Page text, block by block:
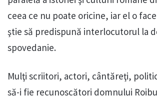
ceea ce nu poate oricine, iar el o
ştie să predispună interlocutorul la
spovedanie.
Mulţi scriitori, actori, cântăreţi,
să-i fie recunoscători domnului